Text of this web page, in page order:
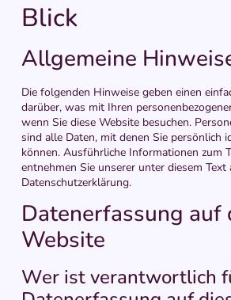
Blick
Allgemeine
Die folgenden Hinweise geben einen
darüber, was mit Ihren
wenn Sie diese Website besuchen.
sind alle Daten, mit denen Sie persönlich
können. Ausführliche Informationen zum
entnehmen Sie unserer unter diesem
Datenschutzerklärung.
Datenerfassung auf
Website
Wer ist verantwortlich